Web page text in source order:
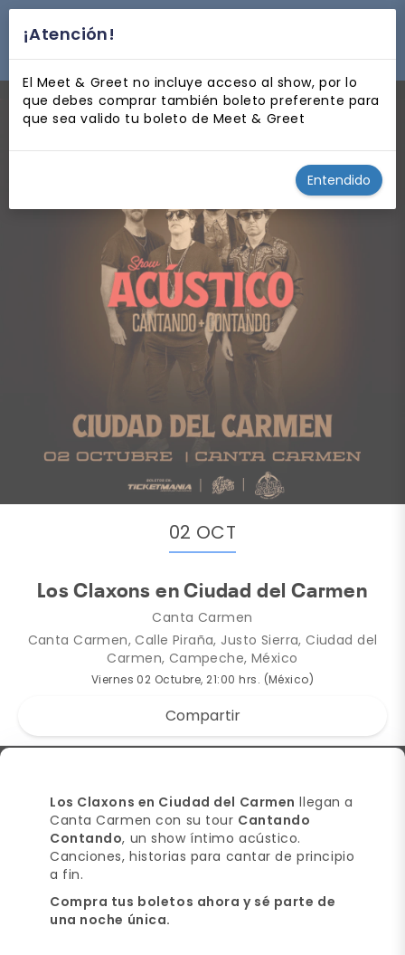
desplegar navegación
02 OCT
Los Claxons en Ciudad del Carmen
Canta Carmen
Canta Carmen, Calle Piraña, Justo Sierra, Ciudad del
Carmen, Campeche, México
Viernes 02 Octubre, 21:00 hrs. (México)
Compartir
Los Claxons en Ciudad del Carmen llegan a
Canta Carmen con su tour Cantando
Contando, un show íntimo acústico.
Canciones, historias para cantar de principio
a fin.
Compra tus boletos ahora y sé parte de
una noche única.
¡Atención!
El Meet & Greet no incluye acceso al show, por lo
que debes comprar también boleto preferente para
que sea valido tu boleto de Meet & Greet
Entendido